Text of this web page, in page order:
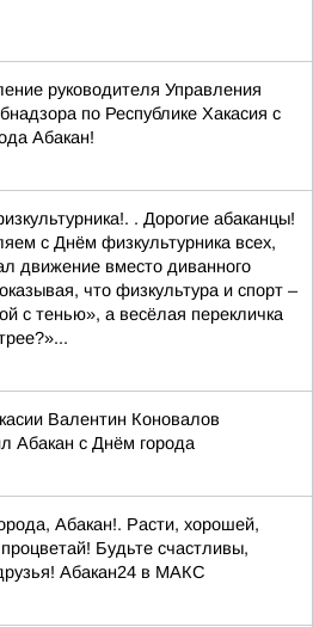
руководителя Управления
по Республике Хакасия с
Абакан!
. Дорогие абаканцы!
с Днём физкультурника всех,
движение вместо диванного
что физкультура и спорт –
с тенью», а весёлая перекличка
Валентин Коновалов
Абакан с Днём города
Абакан!. Расти, хорошей,
Будьте счастливы,
Абакан24 в МАКС